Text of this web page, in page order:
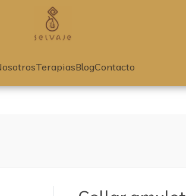
content_type: 'product', //
TerapiasBlogContacto